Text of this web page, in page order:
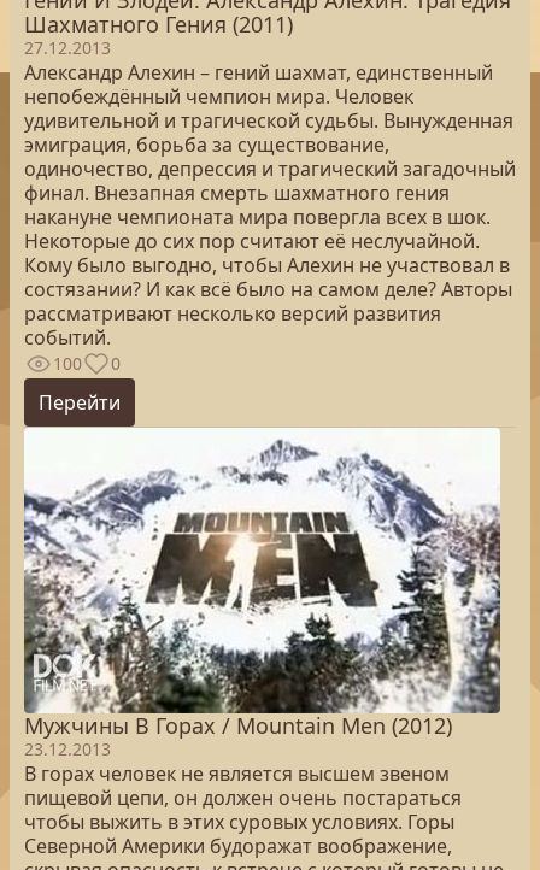
Шахматного Гения (2011)
27.12.2013
Александр Алехин – гений шахмат, единственный
непобеждённый чемпион мира. Человек
удивительной и трагической судьбы. Вынужденная
эмиграция, борьба за существование,
одиночество, депрессия и трагический загадочный
финал. Внезапная смерть шахматного гения
накануне чемпионата мира повергла всех в шок.
Некоторые до сих пор считают её неслучайной.
Кому было выгодно, чтобы Алехин не участвовал в
состязании? И как всё было на самом деле? Авторы
рассматривают несколько версий развития
событий.
100 0
Перейти
Мужчины В Горах / Mountain Men (2012)
23.12.2013
В горах человек не является высшем звеном
пищевой цепи, он должен очень постараться
чтобы выжить в этих суровых условиях. Горы
Северной Америки будоражат воображение,